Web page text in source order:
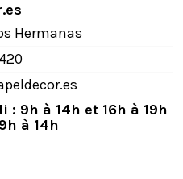
Hermanas
: 9h à 14h et 16h à 19h
à 14h